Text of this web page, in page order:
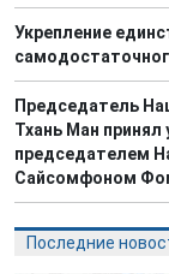
Укрепление
Председатель
Тхань Ман
председателем
Сайсомфоном
Последние